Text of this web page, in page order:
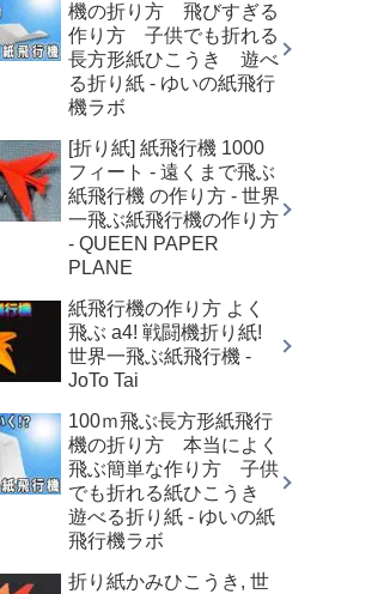
機の折り方 飛びすぎる
作り方 子供でも折れる
長方形紙ひこうき 遊べ
る折り紙 - ゆいの紙飛行
機ラボ
[折り紙] 紙飛行機 1000
フィート - 遠くまで飛ぶ
紙飛行機 の作り方 - 世界
一飛ぶ紙飛行機の作り方
- QUEEN PAPER
PLANE
紙飛行機の作り方 よく
飛ぶ a4! 戦闘機折り紙!
世界一飛ぶ紙飛行機 -
JoTo Tai
100ｍ飛ぶ長方形紙飛行
機の折り方 本当によく
飛ぶ簡単な作り方 子供
でも折れる紙ひこうき
遊べる折り紙 - ゆいの紙
飛行機ラボ
折り紙かみひこうき, 世